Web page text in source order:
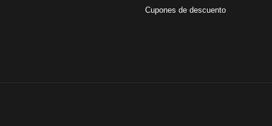
Cupones de descuento